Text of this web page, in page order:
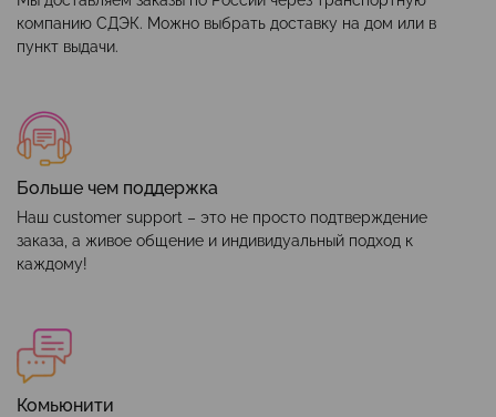
компанию СДЭК. Можно выбрать доставку на дом или в
пункт выдачи.
Больше чем поддержка
Наш customer support – это не просто подтверждение
заказа, а живое общение и индивидуальный подход к
каждому!
Комьюнити